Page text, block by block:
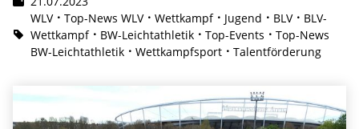
WLV
Top-News WLV Wettkampf Jugend BLV
BLV-
Wettkampf
BW-Leichtathletik Top-Events
Top-News
BW-Leichtathletik
Wettkampfsport Talentförderung